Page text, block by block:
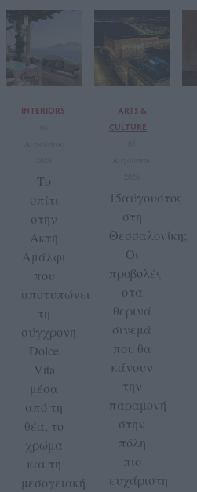
INTERIORS
Το
σπίτι
στην
Ακτή
Αμάλφι
που
αποτυπώνει
τη
σύγχρονη
Dolce
Vita
μέσα
από τη
θέα, το
χρώμα
και τη
μεσογειακή
ARTS &
CULTURE
15αύγουστος
στη
Θεσσαλονίκη;
Οι
προβολές
στα
θερινά
σινεμά
που θα
κάνουν
την
παραμονή
στην
πόλη
πιο
ευχάριστη